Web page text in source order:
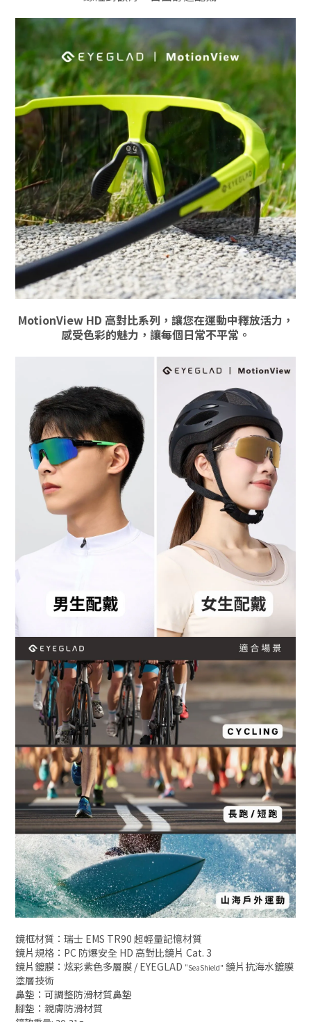
MotionView HD 高對比系列， 讓您在運動中釋放活力，
感受色彩的魅力，讓每個日常不平常。
鏡框材質：瑞士 EMS TR90 超輕量記憶材質
鏡片規格：PC 防爆安全 HD 高對比鏡片 Cat. 3
鏡片鍍膜：炫彩紫色多層膜 / EYEGLAD "SeaShield" 鏡片抗海水鍍膜
塗層技術
鼻墊：可調整防滑材質鼻墊
腳墊：親膚防滑材質